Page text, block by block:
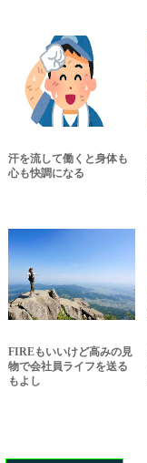
汗を流して働くと身体も
心も快調になる
FIREもいいけど高みの見
物で会社員ライフを送る
もよし